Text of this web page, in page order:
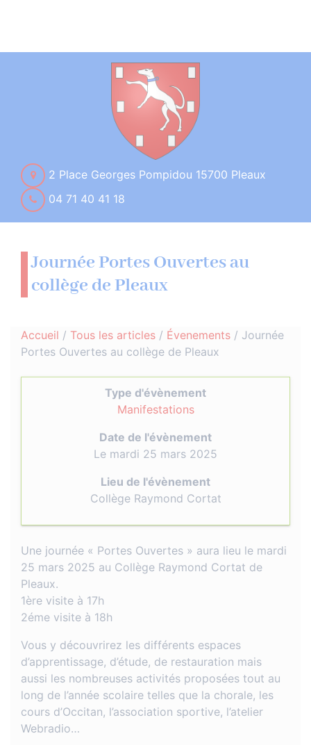
2 Place Georges Pompidou 15700 Pleaux
04 71 40 41 18
Journée Portes Ouvertes au
collège de Pleaux
Accueil / Tous les articles / Évenements / Journée
Portes Ouvertes au collège de Pleaux
Type d'évènement
Manifestations
Date de l'évènement
Le mardi 25 mars 2025
Lieu de l'évènement
Collège Raymond Cortat
Une journée « Portes Ouvertes » aura lieu le mardi
25 mars 2025 au Collège Raymond Cortat de
Pleaux.
1ère visite à 17h
2éme visite à 18h
Vous y découvrirez les différents espaces
d’apprentissage, d’étude, de restauration mais
aussi les nombreuses activités proposées tout au
long de l’année scolaire telles que la chorale, les
cours d’Occitan, l’association sportive, l’atelier
Webradio…